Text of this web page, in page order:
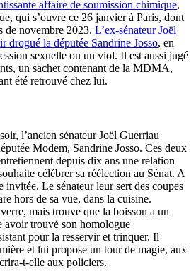
affaire de soumission chimique,
qui s’ouvre ce 26 janvier à Paris, dont
de novembre 2023. L’ex-sénateur Joël
drogué la députée Sandrine Josso, en
sexuelle ou un viol. Il est aussi jugé
un sachet contenant de la MDMA,
été retrouvé chez lui.
l’ancien sénateur Joël Guerriau
Modem, Sandrine Josso. Ces deux
depuis dix ans une relation
célébrer sa réélection au Sénat. A
invitée. Le sénateur leur sert des coupes
hors de sa vue, dans la cuisine.
mais trouve que la boisson a un
avoir trouvé son homologue
pour la resservir et trinquer. Il
et lui propose un tour de magie, aux
t-elle aux policiers.